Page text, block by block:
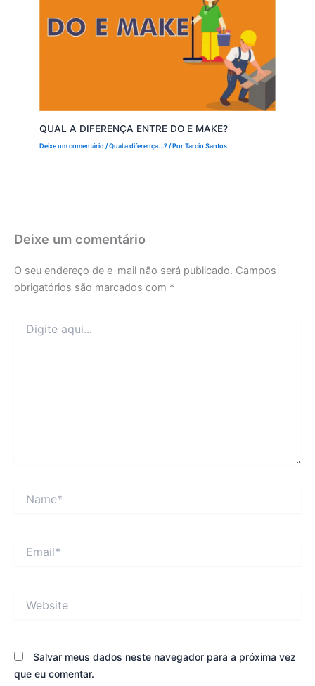
QUAL A DIFERENÇA ENTRE DO E MAKE?
Deixe um comentário /Qual a diferença...?/ PorTarcio Santos
Deixe um comentário
O seu endereço de e-mail não será publicado. Campos
obrigatórios são marcados com *
aqui...
Salvar meus dados neste navegador para a próxima vez
que eu comentar.